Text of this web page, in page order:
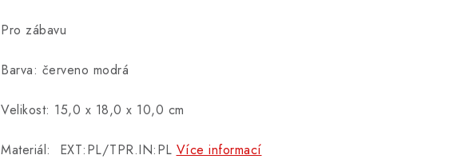
Pro zábavu
Barva: červeno modrá
Velikost: 15,0 x 18,0 x 10,0 cm
Materiál: EXT:PL/TPR.IN:PL Více informací